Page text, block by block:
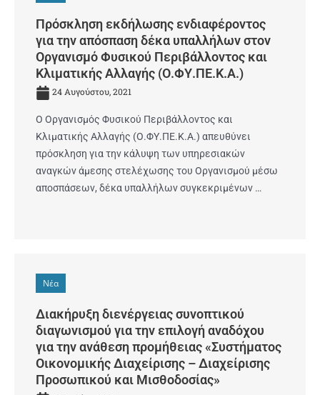
Πρόσκληση εκδήλωσης ενδιαφέροντος
για την απόσπαση δέκα υπαλλήλων στον
Οργανισμό Φυσικού Περιβάλλοντος και
Κλιματικής Αλλαγής (Ο.ΦΥ.ΠΕ.Κ.Α.)
24 Αυγούστου, 2021
O Οργανισμός Φυσικού Περιβάλλοντος και
Κλιματικής Αλλαγής (Ο.ΦΥ.ΠΕ.Κ.Α.) απευθύνει
πρόσκληση για την κάλυψη των υπηρεσιακών
αναγκών άμεσης στελέχωσης του Οργανισμού μέσω
αποσπάσεων, δέκα υπαλλήλων συγκεκριμένων …
Νέα
Διακήρυξη διενέργειας συνοπτικού
διαγωνισμού για την επιλογή αναδόχου
για την ανάθεση προμήθειας «Συστήματος
Οικονομικής Διαχείρισης – Διαχείρισης
Προσωπικού και Μισθοδοσίας»